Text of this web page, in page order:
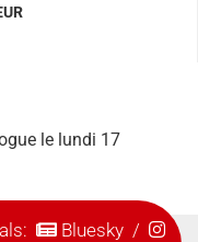
le lundi 17
Bluesky/